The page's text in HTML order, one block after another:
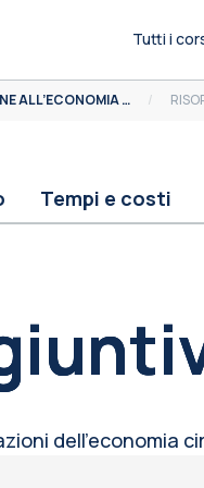
Tutti i
INTRODUZIONE ALL’ECONOMIA CIRCOLARE
Tempi e costi
dell’economia